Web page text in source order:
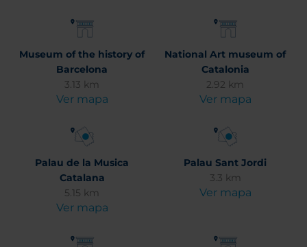
Museum of the history of
Barcelona
3.13 km
Ver mapa
National Art museum of
Catalonia
2.92 km
Ver mapa
Palau de la Musica
Catalana
5.15 km
Ver mapa
Palau Sant Jordi
3.3 km
Ver mapa